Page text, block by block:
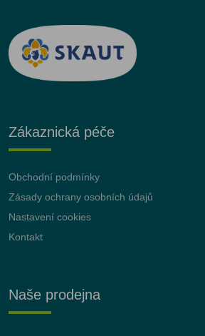
Zákaznická péče
Obchodní podmínky
Zásady ochrany osobních údajů
Nastavení cookies
Kontakt
Naše prodejna